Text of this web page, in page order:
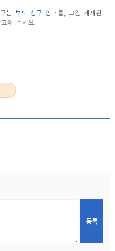
는 보도 청구 안내 를, 그간 게재된
해 주세요.